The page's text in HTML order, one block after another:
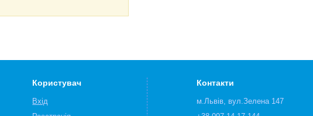
Користувач
Вхід
Контакти
м.Львів, вул.Зелена 147